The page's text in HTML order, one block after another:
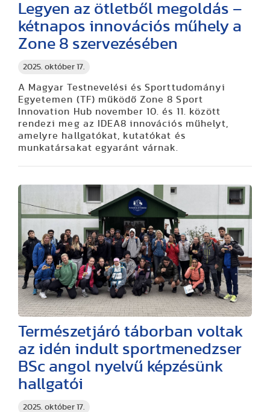
2025. október 17.
Legyen az ötletből megoldás –
kétnapos innovációs műhely a
Zone 8 szervezésében
A Magyar Testnevelési és Sporttudományi
Egyetemen (TF) működő Zone 8 Sport
Innovation Hub november 10. és 11. között
rendezi meg az IDEA8 innovációs műhelyt,
amelyre hallgatókat, kutatókat és
munkatársakat egyaránt várnak.
2025. október 17.
Természetjáró táborban voltak
az idén indult sportmenedzser
BSc angol nyelvű képzésünk
hallgatói